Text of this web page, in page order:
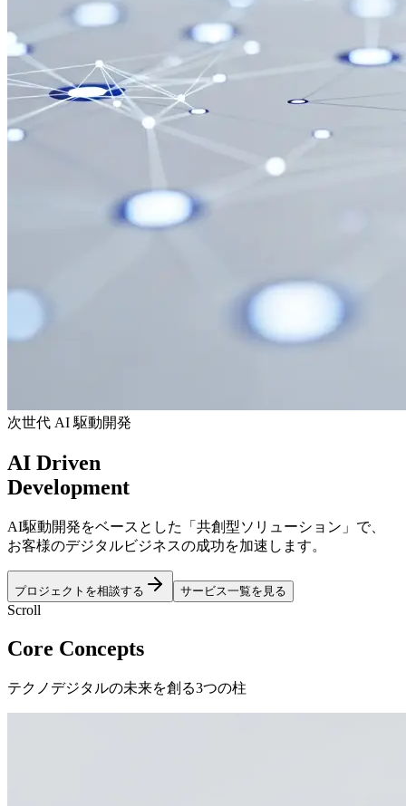
次世代 AI 駆動開発
AI Driven
Development
AI駆動開発をベースとした「共創型ソリューション」で、
お客様のデジタルビジネスの成功を加速します。
プロジェクトを相談する サービス一覧を見る
Scroll
Core Concepts
テクノデジタルの未来を創る3つの柱